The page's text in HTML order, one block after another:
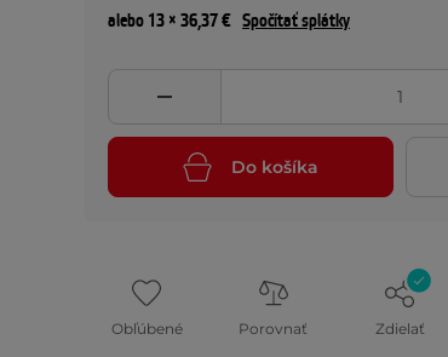
alebo 13 × 36,37 € Spočítať splátky
Do košíka
Obľúbené Porovnať Zdielať